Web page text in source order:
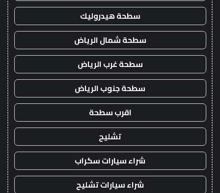
سطحة هيدروليك
سطحة شمال الرياض
سطحة غرب الرياض
سطحة جنوب الرياض
اقرب سطحة
تشليح
شراء سيارات سكراب
شراء سيارات تشليح